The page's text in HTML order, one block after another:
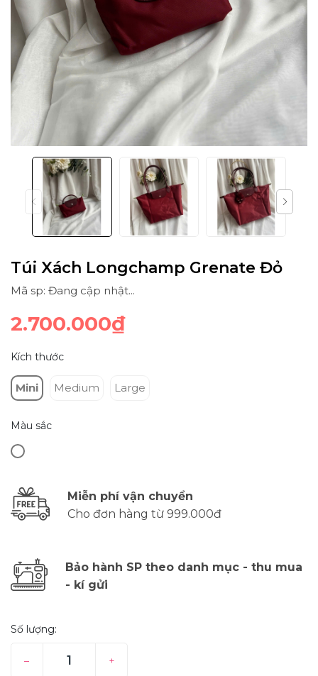
Túi Xách Longchamp Grenate Đỏ
Mã sp: Đang cập nhật...
2.700.000₫
Kích thước
Mini Medium Large
Màu sắc
Miễn phí vận chuyển
Cho đơn hàng từ 999.000đ
Bảo hành SP theo danh mục - thu mua
- kí gửi
Số lượng:
– +